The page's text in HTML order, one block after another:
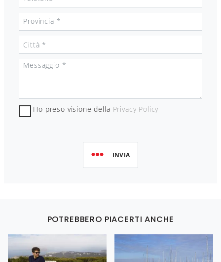
Ho preso visione della Privacy Policy
INVIA
POTREBBERO PIACERTI ANCHE